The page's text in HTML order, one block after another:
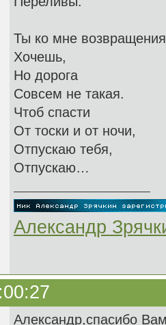
Ты ко мне возвращения
Хочешь,
Но дорога
Совсем не такая.
Чтоб спасти
От тоски и от ночи,
Отпускаю тебя,
Отпускаю…
Александр
Александр,спасибо